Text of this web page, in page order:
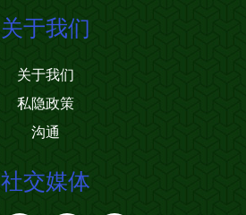
关于我们
关于我们
私隐政策
沟通
社交媒体